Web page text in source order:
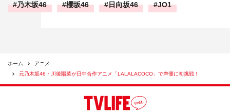
乃木坂46 櫻坂46 日向坂46 JO1
ホーム
アニメ
元乃木坂46・川後陽菜が日中合作アニメ「LALALACOCO」で声優に初挑戦！